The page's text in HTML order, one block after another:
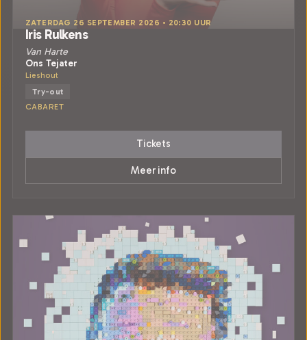
ZATERDAG 26 SEPTEMBER 2026 • 20:30 UUR
Iris Rulkens
Van Harte
Ons Tejater
Lieshout
Try-out
CABARET
Tickets
Meer info